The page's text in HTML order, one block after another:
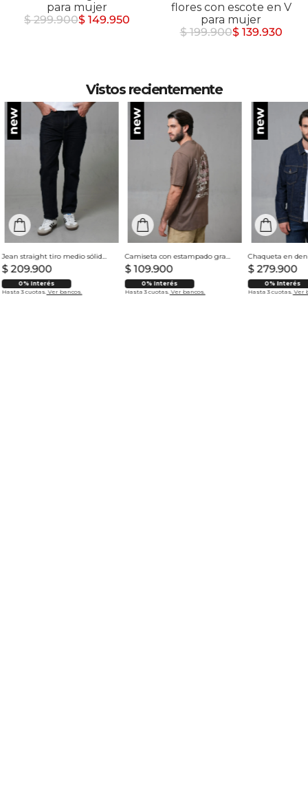
para mujer
$ 299.900$ 149.950
flores con escote en V
para mujer
$ 199.900$ 139.930
Vistos recientemente
Jean straight tiro medio sólido para hombre
$ 209.900
0% Interés
Hasta 3 cuotas. Ver bancos.
Camiseta con estampado grande en espalda para hombre
$ 109.900
0% Interés
Hasta 3 cuotas. Ver bancos.
$ 279.900
0% Interés
Hasta 3 cuotas. Ver